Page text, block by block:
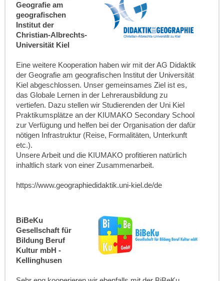
Geografie am
geografischen
Institut der
Christian-Albrechts-
Universität Kiel
Eine weitere Kooperation haben wir mit der AG Didaktik
der Geografie am geografischen Institut der Universität
Kiel abgeschlossen. Unser gemeinsames Ziel ist es,
das Globale Lernen in der Lehrerausbildung zu
vertiefen. Dazu stellen wir Studierenden der Uni Kiel
Praktikumsplätze an der KIUMAKO Secondary School
zur Verfügung und helfen bei der Organisation der dafür
nötigen Infrastruktur (Reise, Formalitäten, Unterkunft
etc.).
Unsere Arbeit und die KIUMAKO profitieren natürlich
inhaltlich stark von einer Zusammenarbeit.
https://www.geographiedidaktik.uni-kiel.de/de
BiBeKu
Gesellschaft für
Bildung Beruf
Kultur mbH -
Kellinghusen